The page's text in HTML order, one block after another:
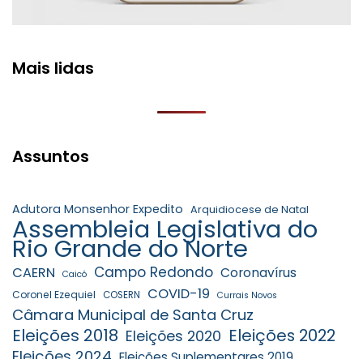
Mais lidas
Assuntos
Adutora Monsenhor Expedito Arquidiocese de Natal
Assembleia Legislativa do
Rio Grande do Norte
CAERN Caicó Campo Redondo Coronavírus
Coronel Ezequiel COSERN COVID-19 Currais Novos
Câmara Municipal de Santa Cruz
Eleições 2018 Eleições 2020 Eleições 2022